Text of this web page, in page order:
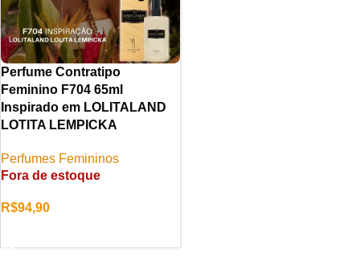
Perfume Contratipo
Feminino F704 65ml
Inspirado em LOLITALAND
LOTITA LEMPICKA
Perfumes Femininos
Fora de estoque
R$94,90